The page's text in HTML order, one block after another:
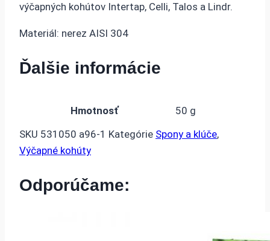
výčapných kohútov Intertap, Celli, Talos a Lindr.
Materiál: nerez AISI 304
Ďalšie informácie
Hmotnosť
50 g
SKU 531050 a96-1 Kategórie Spony a klúče,
Výčapné kohúty
Odporúčame: